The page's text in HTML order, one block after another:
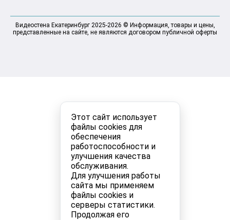
Этот сайт использует
файлы cookies для
обеспечения
работоспособности и
улучшения качества
обслуживания.
Для улучшения работы
сайта мы применяем
файлы cookies и
серверы статистики.
Продолжая его
Видеостена Екатеринбург 2025-2026 © Информация, товары и цены,
представленные на сайте, не являются договором публичной оферты